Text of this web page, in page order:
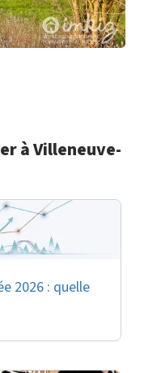
à Villeneuve-
2026 : quelle